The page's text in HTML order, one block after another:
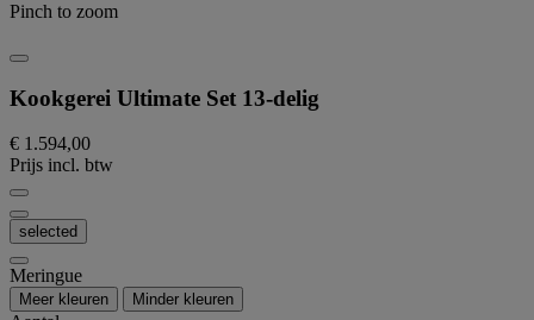
Pinch to zoom
Kookgerei Ultimate Set 13-delig
€ 1.594,00
Prijs incl. btw
selected
Meringue
Meer kleuren Minder kleuren